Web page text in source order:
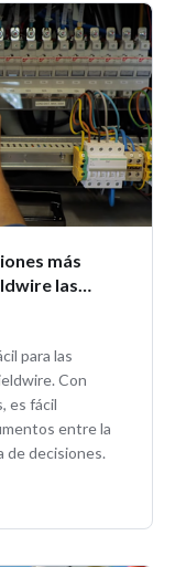
más
las
para las
Con
es fácil
entre la
de decisiones.